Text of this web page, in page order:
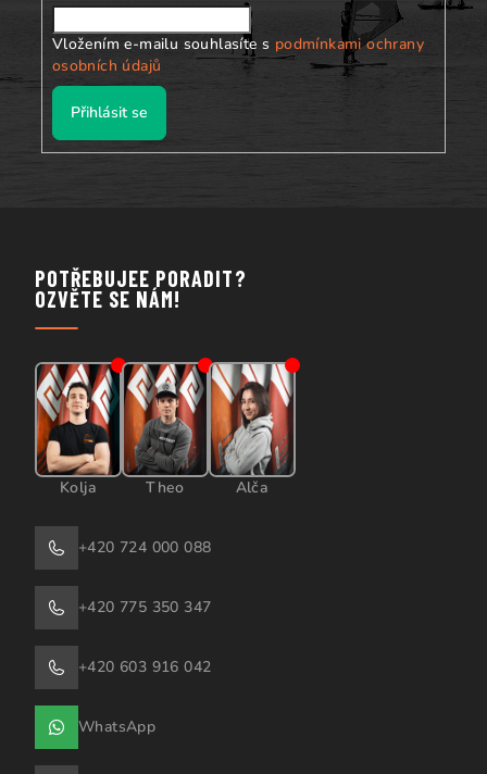
Vložením e-mailu souhlasíte s podmínkami ochrany
osobních údajů
Přihlásit se
POTŘEBUJEE PORADIT?
OZVĚTE SE NÁM!
Kolja Theo Alča
+420 724 000 088
+420 775 350 347
+420 603 916 042
WhatsApp